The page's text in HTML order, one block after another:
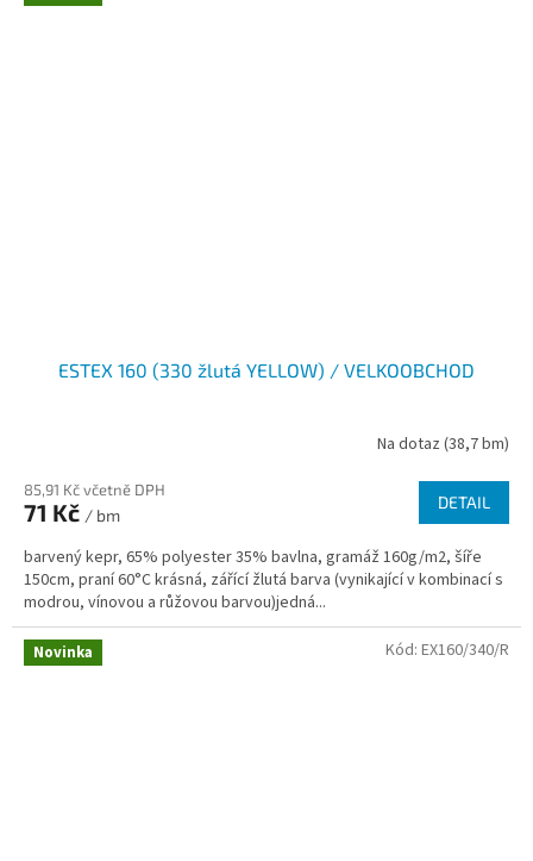
ESTEX 160 (330 žlutá YELLOW) / VELKOOBCHOD
Na dotaz (38,7 bm)
85,91 Kč včetně DPH
71 Kč / bm
DETAIL
barvený kepr, 65% polyester 35% bavlna, gramáž 160g/m2, šíře
150cm, praní 60°C krásná, zářící žlutá barva (vynikající v kombinací s
modrou, vínovou a růžovou barvou)jedná...
Novinka Kód: EX160/340/R